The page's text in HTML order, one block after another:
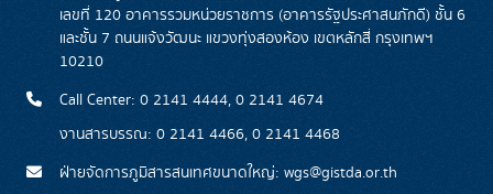
เลขที่ 120 อาคารรวมหน่วยราชการ (อาคารรัฐประศาสนภักดี) ชั้น 6
และชั้น 7 ถนนแจ้งวัฒนะ แขวงทุ่งสองห้อง เขตหลักสี่ กรุงเทพฯ
10210
Call Center: 0 2141 4444, 0 2141 4674
งานสารบรรณ: 0 2141 4466, 0 2141 4468
ฝ่ายจัดการภูมิสารสนเทศขนาดใหญ่: wgs@gistda.or.th